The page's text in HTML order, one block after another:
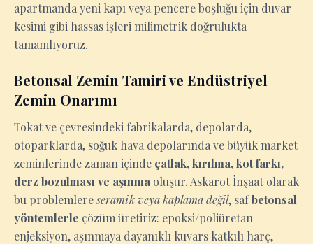
apartmanda yeni kapı veya pencere boşluğu için duvar
kesimi gibi hassas işleri milimetrik doğrulukta
tamamlıyoruz.
Betonsal Zemin Tamiri ve Endüstriyel
Zemin Onarımı
Tokat ve çevresindeki fabrikalarda, depolarda,
otoparklarda, soğuk hava depolarında ve büyük market
zeminlerinde zaman içinde çatlak, kırılma, kot farkı,
derz bozulması ve aşınma oluşur. Askarot İnşaat olarak
bu problemlereseramik veya kaplama değil, safbetonsal
yöntemlerle çözüm üretiriz: epoksi/poliüretan
enjeksiyon, aşınmaya dayanıklı kuvars katkılı harç,